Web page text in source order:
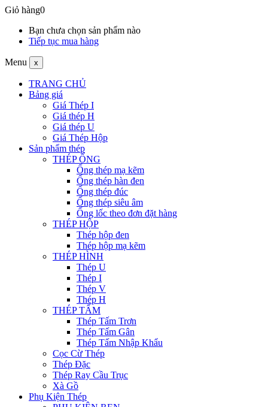
Giỏ hàng0
Bạn chưa chọn sản phẩm nào
Tiếp tục mua hàng
Menu x
TRANG CHỦ
Bảng giá
Giá Thép I
Giá thép H
Giá thép U
Giá Thép Hộp
Sản phẩm thép
THÉP ỐNG
Ống thép mạ kẽm
Ống thép hàn đen
Ống thép đúc
Ống thép siêu âm
Ống lốc theo đơn đặt hàng
THÉP HỘP
Thép hộp đen
Thép hộp mạ kẽm
THÉP HÌNH
Thép U
Thép I
Thép V
Thép H
THÉP TẤM
Thép Tấm Trơn
Thép Tấm Gân
Thép Tấm Nhập Khẩu
Cọc Cừ Thép
Thép Đặc
Thép Ray Cầu Trục
Xà Gồ
Phụ Kiện Thép